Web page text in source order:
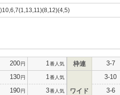
200円 1 番人気
130円 1 番人気
190円 3番人気
枠連 3-7
ワイド
3-10
3-6